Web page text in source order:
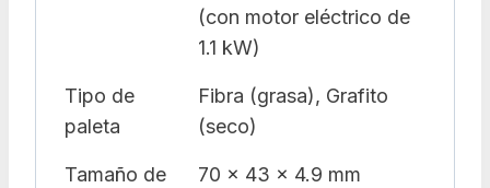
(con motor eléctrico de
1.1 kW)
Tipo de
paleta
Fibra (grasa), Grafito
(seco)
Tamaño de
70 x 43 x 4.9 mm